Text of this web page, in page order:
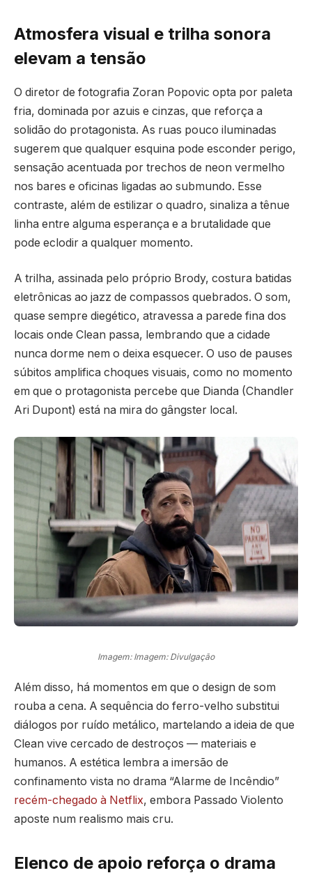
Atmosfera visual e trilha sonora
elevam a tensão
O diretor de fotografia Zoran Popovic opta por paleta
fria, dominada por azuis e cinzas, que reforça a
solidão do protagonista. As ruas pouco iluminadas
sugerem que qualquer esquina pode esconder perigo,
sensação acentuada por trechos de neon vermelho
nos bares e oficinas ligadas ao submundo. Esse
contraste, além de estilizar o quadro, sinaliza a tênue
linha entre alguma esperança e a brutalidade que
pode eclodir a qualquer momento.
A trilha, assinada pelo próprio Brody, costura batidas
eletrônicas ao jazz de compassos quebrados. O som,
quase sempre diegético, atravessa a parede fina dos
locais onde Clean passa, lembrando que a cidade
nunca dorme nem o deixa esquecer. O uso de pauses
súbitos amplifica choques visuais, como no momento
em que o protagonista percebe que Dianda (Chandler
Ari Dupont) está na mira do gângster local.
Imagem: Imagem: Divulgação
Além disso, há momentos em que o design de som
rouba a cena. A sequência do ferro-velho substitui
diálogos por ruído metálico, martelando a ideia de que
Clean vive cercado de destroços — materiais e
humanos. A estética lembra a imersão de
confinamento vista no drama “Alarme de Incêndio”
recém-chegado à Netflix, embora Passado Violento
aposte num realismo mais cru.
Elenco de apoio reforça o drama